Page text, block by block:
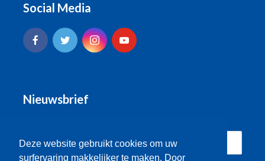
Deze website gebruikt cookies om uw
surfervaring makkelijker te maken. Door
Social Media
Nieuwsbrief